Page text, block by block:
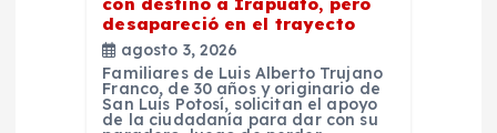
desapareció en el trayecto
agosto 3, 2026
Familiares de Luis Alberto Trujano
Franco, de 30 años y originario de
San Luis Potosí, solicitan el apoyo
de la ciudadanía para dar con su